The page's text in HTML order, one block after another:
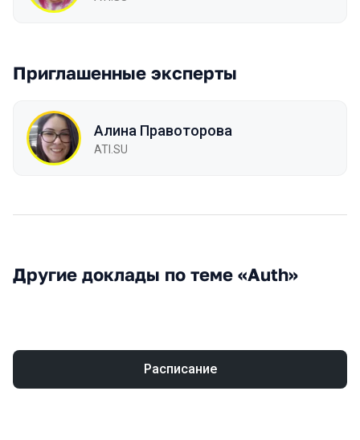
Приглашенные эксперты
Алина Правоторова
ATI.SU
Другие доклады по теме «Auth»
Расписание